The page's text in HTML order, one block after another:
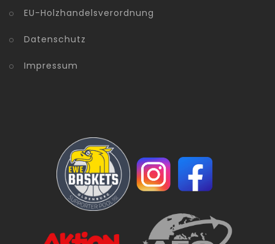
EU-Holzhandelsverordnung
Datenschutz
Impressum